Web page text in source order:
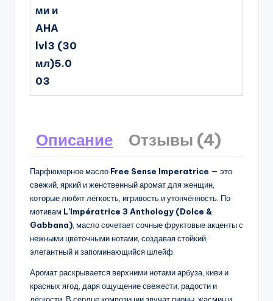
ми и
AHA
lvl3 (30
мл)5.0
03
Описание Отзывы (4)
Парфюмерное масло Free Sense Imperatrice — это
свежий, яркий и женственный аромат для женщин,
которые любят лёгкость, игривость и утончённость. По
мотивам L’Impératrice 3 Anthology (Dolce &
Gabbana) , масло сочетает сочные фруктовые акценты с
нежными цветочными нотами, создавая стойкий,
элегантный и запоминающийся шлейф.
Аромат раскрывается верхними нотами арбуза, киви и
красных ягод, даря ощущение свежести, радости и